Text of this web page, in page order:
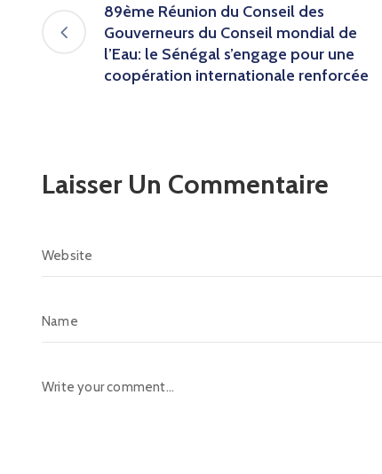
89ème Réunion du Conseil des
Gouverneurs du Conseil mondial de
l’Eau: le Sénégal s’engage pour une
coopération internationale renforcée
Laisser Un Commentaire